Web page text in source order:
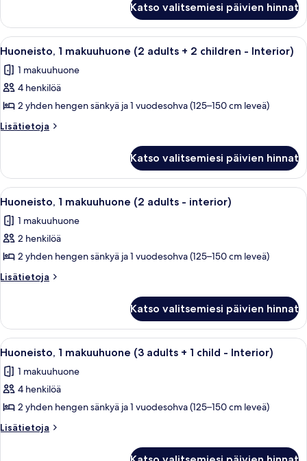
+
child
-
Interior)
kuvat
makuuhuone
(2
adults
child
Interior)
Katso valitsemiesi päivien hinnat
Avaa
kaikki
huonetyypin
Huoneisto,
1
makuuhuone
+
2
children
-
Interior)
kuvat
Hotellihuone, jossa on sänky,
5
Huoneisto, 1 makuuhuone (2 adults + 2 children - Interior)
1 makuuhuone
4 henkilöä
2 yhden hengen sänkyä ja 1 vuodesohva (125–150 cm leveä)
Lisätietoja
Lisätietoja
makuuhuone
(2
adults
2
children
Interior)
Katso valitsemiesi päivien hinnat
Avaa
kaikki
huonetyypin
Huoneisto,
1
makuuhuone
-
interior)
kuvat
Hotellihuone, jossa on sänky,
5
Huoneisto, 1 makuuhuone (2 adults - interior)
1 makuuhuone
2 henkilöä
2 yhden hengen sänkyä ja 1 vuodesohva (125–150 cm leveä)
Lisätietoja
Lisätietoja
makuuhuone
(2
adults
interior)
Katso valitsemiesi päivien hinnat
Avaa
kaikki
huonetyypin
Huoneisto,
1
makuuhuone
Hotellihuone, jossa on sänky,
5
Huoneisto, 1 makuuhuone (3 adults + 1 child - Interior)
1 makuuhuone
4 henkilöä
2 yhden hengen sänkyä ja 1 vuodesohva (125–150 cm leveä)
Lisätietoja
Lisätietoja